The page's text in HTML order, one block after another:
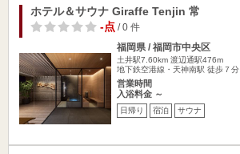
ホテル＆サウナ Giraffe Tenjin 常
-点/ 0 件
福岡県 / 福岡市中央区
土井駅7.60km 渡辺通駅476m
地下鉄空港線・天神南駅 徒歩７分
営業時間
入浴料金 ～
日帰り 宿泊 サウナ